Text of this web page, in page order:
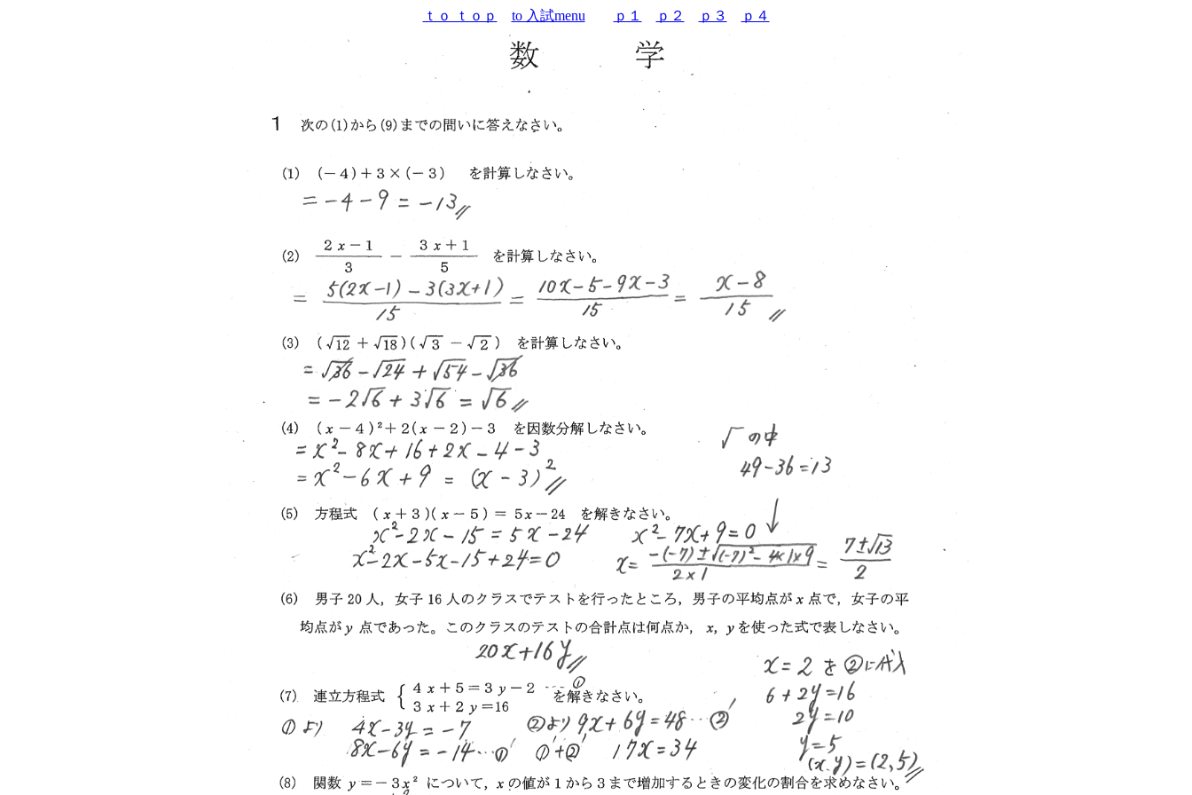
ｔｏ ｔｏｐ to 入試menu ｐ１ ｐ２ ｐ３ ｐ４